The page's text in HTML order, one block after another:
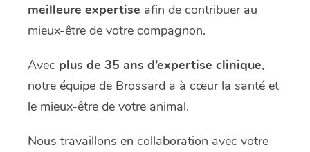
meilleure expertise afin de contribuer au
mieux-être de votre compagnon.
Avec plus de 35 ans d’expertise clinique,
notre équipe de Brossard a à cœur la santé et
le mieux-être de votre animal.
Nous travaillons en collaboration avec votre